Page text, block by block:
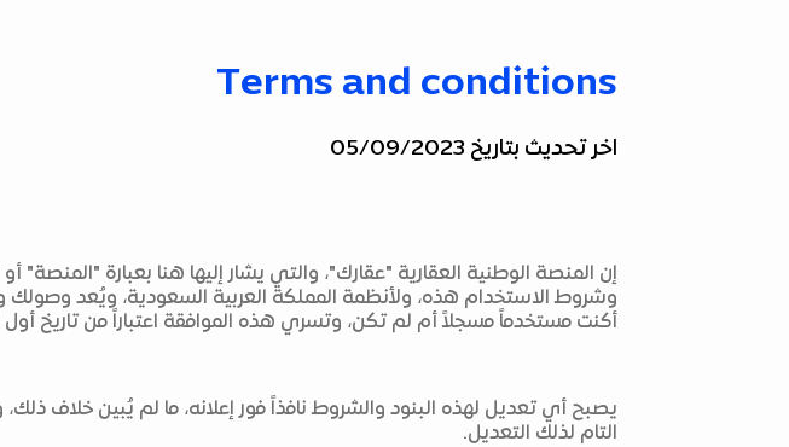
Terms and conditions
اخر تحديث بتاريخ 05/09/2023
إن المنصة الوطنية العقارية "عقارك"، والتي يشار إليها هنا بعبارة
وشروط الاستخدام هذه، ولأنظمة المملكة العربية السعودية، ويُعد
أكنت مستخدماً مسجلاً أم لم تكن، وتسري هذه الموافقة اعتباراً من تاريخ
يصبح أي تعديل لهذه البنود والشروط نافذاً فور إعلانه، ما لم يُبين خلاف
التام لذلك التعديل.